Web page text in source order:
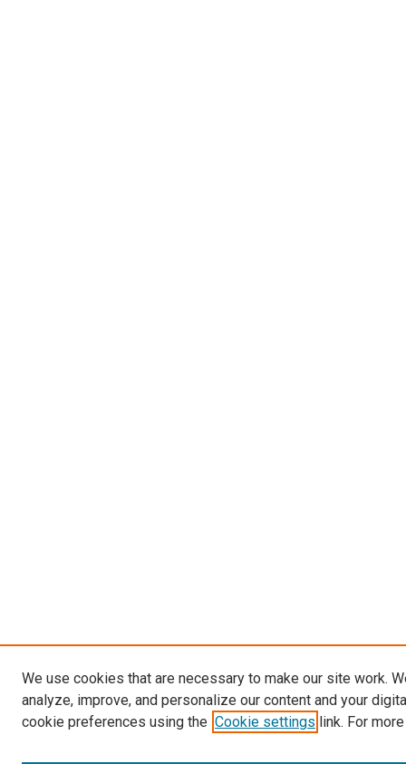
We use cookies that are necessary to make our site work.
analyze, improve, and personalize our content and your
cookie preferences using the Cookie settings link. For